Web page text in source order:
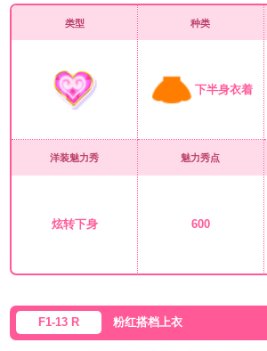
类型 种类
下半身衣着
洋装魅力秀
炫转下身
魅力秀点
600
F1-13 R 粉红搭档上衣